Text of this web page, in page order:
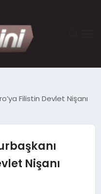
Filistin Devlet Nişanı
Nişanı